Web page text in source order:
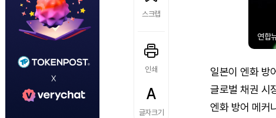
스크랩
인쇄
글자크기
연합
일본이 엔화 방
글로벌 채권 시
엔화 방어 메커